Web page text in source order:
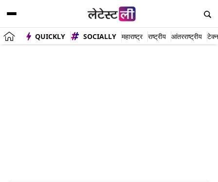
QUICKLY SOCIALLY महाराष्ट्र राष्ट्रीय आंतरराष्ट्रीय